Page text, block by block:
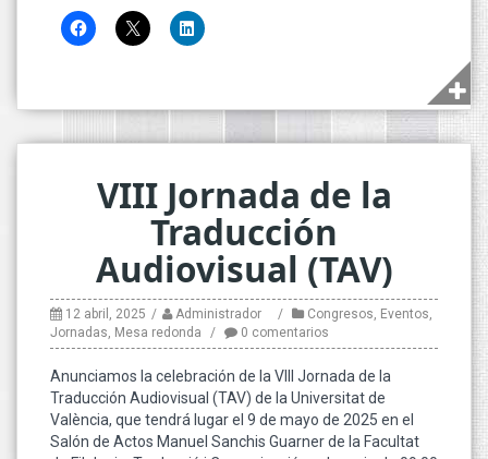
VIII Jornada de la
Traducción
Audiovisual (TAV)
12 abril, 2025 Administrador Congresos Eventos
Jornadas Mesa redonda 0 comentarios
Anunciamos la celebración de la VIII Jornada de la
Traducción Audiovisual (TAV) de la Universitat de
València, que tendrá lugar el 9 de mayo de 2025 en el
Salón de Actos Manuel Sanchis Guarner de la Facultat